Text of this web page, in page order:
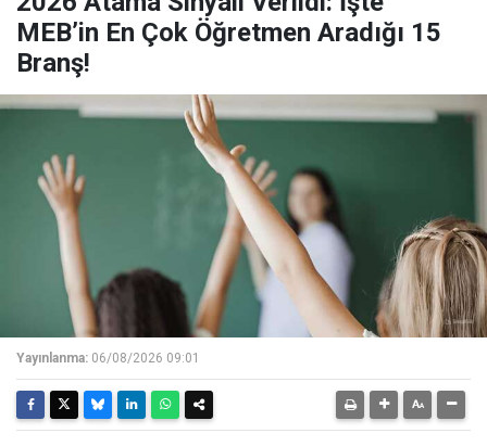
MEB’in En Çok Öğretmen Aradığı 15
Branş!
Yayınlanma: 06/08/2026 09:01